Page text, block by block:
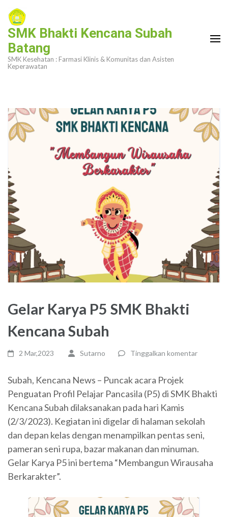
Lompat
konten
(Tekan
Enter)
SMK Bhakti Kencana Subah
Batang
SMK Kesehatan : Farmasi Klinis & Komunitas dan Asisten
Keperawatan
Gelar Karya P5 SMK Bhakti
Kencana Subah
2 Mar,2023 Sutarno Tinggalkan komentar
Subah, Kencana News – Puncak acara Projek
Penguatan Profil Pelajar Pancasila (P5) di SMK Bhakti
Kencana Subah dilaksanakan pada hari Kamis
(2/3/2023). Kegiatan ini digelar di halaman sekolah
dan depan kelas dengan menampilkan pentas seni,
pameran seni rupa, bazar makanan dan minuman.
Gelar Karya P5 ini bertema “Membangun Wirausaha
Berkarakter”.